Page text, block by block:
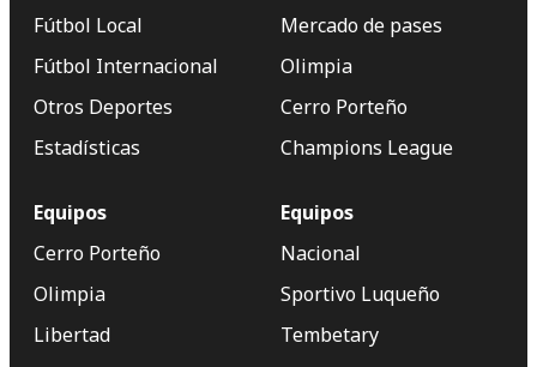
Fútbol Local
Fútbol Internacional
Otros Deportes
Estadísticas
Mercado de pases
Olimpia
Cerro Porteño
Champions League
Equipos
Cerro Porteño
Olimpia
Libertad
Equipos
Nacional
Sportivo Luqueño
Tembetary